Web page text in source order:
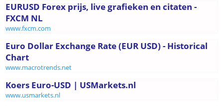
EURUSD Forex prijs, live grafieken en citaten -
FXCM NL
www.fxcm.com
Euro Dollar Exchange Rate (EUR USD) - Historical
Chart
www.macrotrends.net
Koers Euro-USD | USMarkets.nl
www.usmarkets.nl